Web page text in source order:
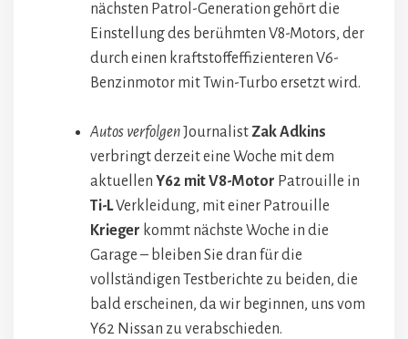
nächsten Patrol-Generation gehört die
Einstellung des berühmten V8-Motors, der
durch einen kraftstoffeffizienteren V6-
Benzinmotor mit Twin-Turbo ersetzt wird.
Autos verfolgenJournalist Zak Adkins
verbringt derzeit eine Woche mit dem
aktuellen Y62 mit V8-Motor Patrouille in
Ti-LVerkleidung, mit einer Patrouille
Krieger kommt nächste Woche in die
Garage – bleiben Sie dran für die
vollständigen Testberichte zu beiden, die
bald erscheinen, da wir beginnen, uns vom
Y62 Nissan zu verabschieden.